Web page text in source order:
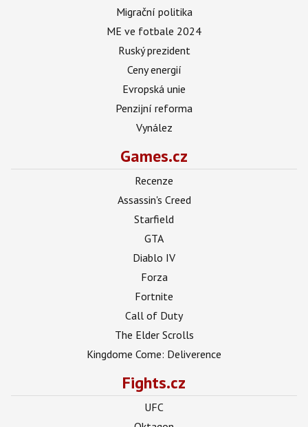
Migrační politika
ME ve fotbale 2024
Ruský prezident
Ceny energií
Evropská unie
Penzijní reforma
Vynález
Games.cz
Recenze
Assassin's Creed
Starfield
GTA
Diablo IV
Forza
Fortnite
Call of Duty
The Elder Scrolls
Kingdome Come: Deliverence
Fights.cz
UFC